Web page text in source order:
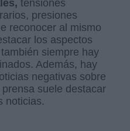
tensiones
presiones
reconocer al mismo
los aspectos
siempre hay
Además, hay
negativas sobre
prensa suele destacar
noticias.